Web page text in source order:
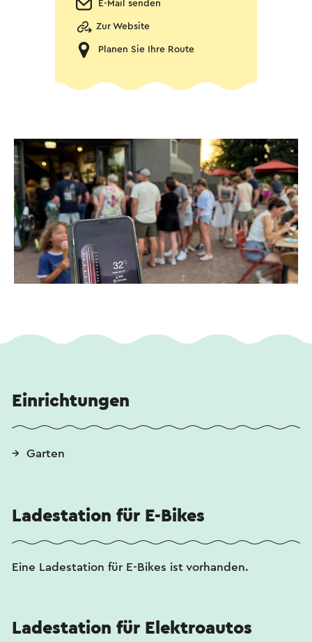
E-Mail senden
Zur Website
Planen Sie Ihre Route
Einrichtungen
Garten
Ladestation für E-Bikes
Eine Ladestation für E-Bikes ist vorhanden.
Ladestation für Elektroautos